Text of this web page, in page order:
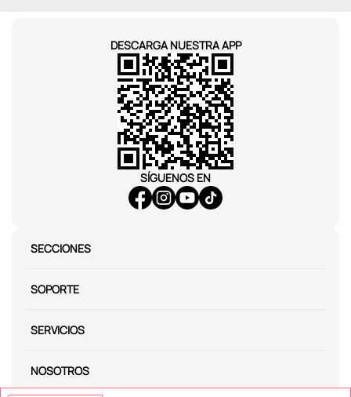
DESCARGA NUESTRA APP
SÍGUENOS EN
SECCIONES
SOPORTE
SERVICIOS
NOSOTROS